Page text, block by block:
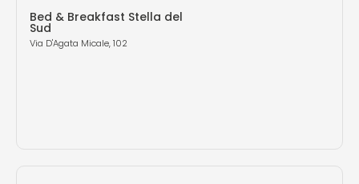
Bed & Breakfast Stella del
Sud
Via D'Agata Micale, 102